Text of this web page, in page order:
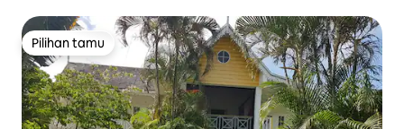
Pilihan tamu
Pilihan tamu